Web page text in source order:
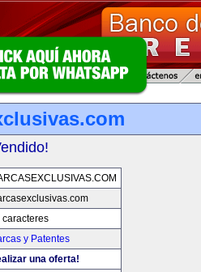
caracteres
y Patentes
una oferta!